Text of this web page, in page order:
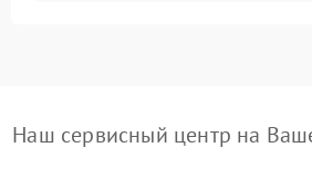
Наш сервисный центр на